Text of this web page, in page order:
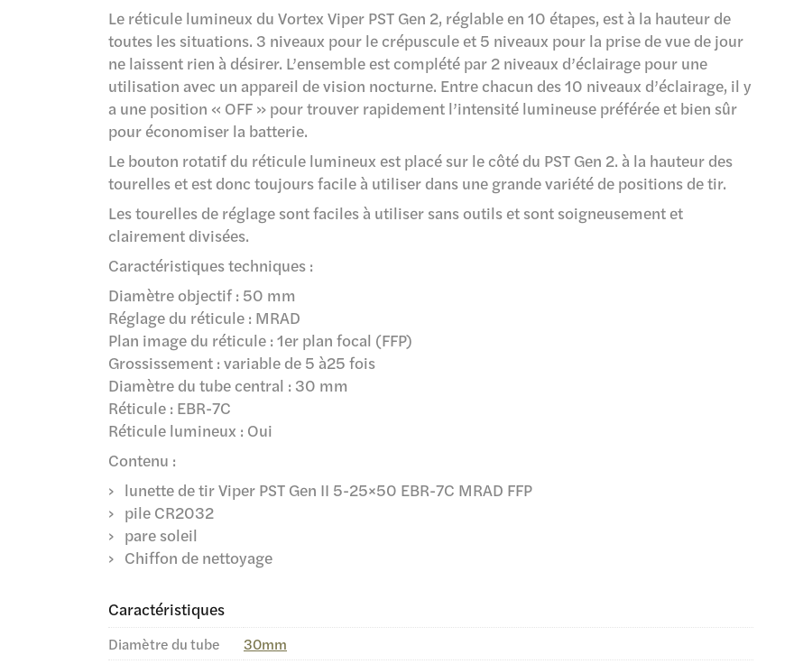
Le réticule lumineux du Vortex Viper PST Gen 2, réglable en 10 étapes, est à la hauteur de
toutes les situations. 3 niveaux pour le crépuscule et 5 niveaux pour la prise de vue de jour
ne laissent rien à désirer. L’ensemble est complété par 2 niveaux d’éclairage pour une
utilisation avec un appareil de vision nocturne. Entre chacun des 10 niveaux d’éclairage, il y
a une position « OFF » pour trouver rapidement l’intensité lumineuse préférée et bien sûr
pour économiser la batterie.
Le bouton rotatif du réticule lumineux est placé sur le côté du PST Gen 2. à la hauteur des
tourelles et est donc toujours facile à utiliser dans une grande variété de positions de tir.
Les tourelles de réglage sont faciles à utiliser sans outils et sont soigneusement et
clairement divisées.
Caractéristiques techniques :
Diamètre objectif : 50 mm
Réglage du réticule : MRAD
Plan image du réticule : 1er plan focal (FFP)
Grossissement : variable de 5 à25 fois
Diamètre du tube central : 30 mm
Réticule : EBR-7C
Réticule lumineux : Oui
Contenu :
lunette de tir Viper PST Gen II 5-25×50 EBR-7C MRAD FFP
pile CR2032
pare soleil
Chiffon de nettoyage
Caractéristiques
Diamètre du tube
30mm